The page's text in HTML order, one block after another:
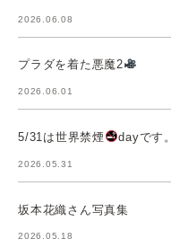
2026.06.08
プラダを着た悪魔2
2026.06.01
5/31は世界禁煙 dayです。
2026.05.31
坂本花織さん写真集
2026.05.18